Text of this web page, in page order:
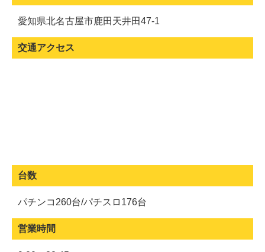
愛知県北名古屋市鹿田天井田47-1
交通アクセス
台数
パチンコ260台/パチスロ176台
営業時間